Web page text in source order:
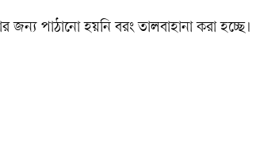
পাঠানো হয়নি বরং তালবাহানা করা হচ্ছে।